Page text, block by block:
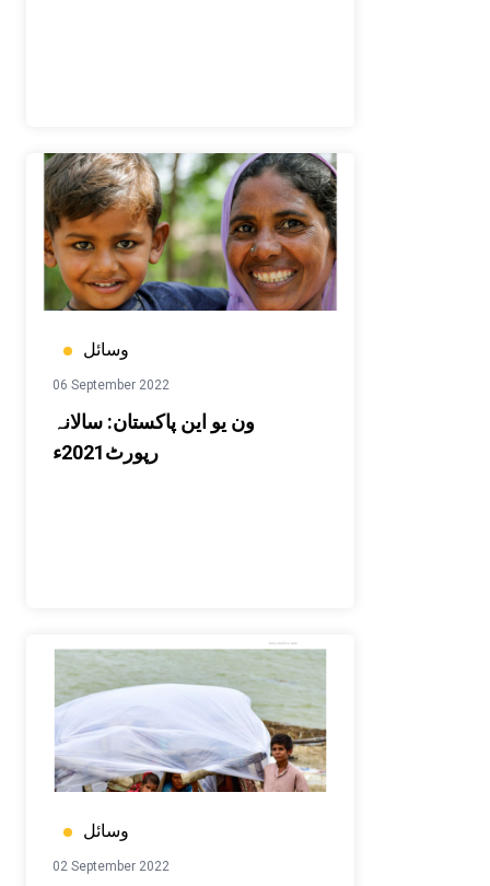
وسائل
06 September 2022
ون یو این پاکستان: سالانہ
رپورٹ2021ء
وسائل
02 September 2022